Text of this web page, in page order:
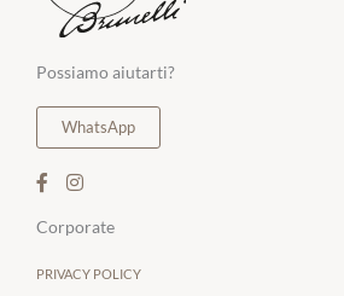
Possiamo aiutarti?
WhatsApp
Corporate
PRIVACY POLICY